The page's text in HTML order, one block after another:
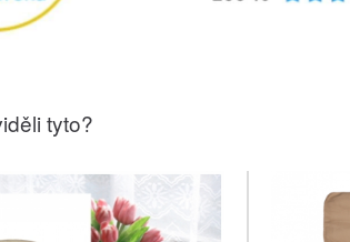
tyto?